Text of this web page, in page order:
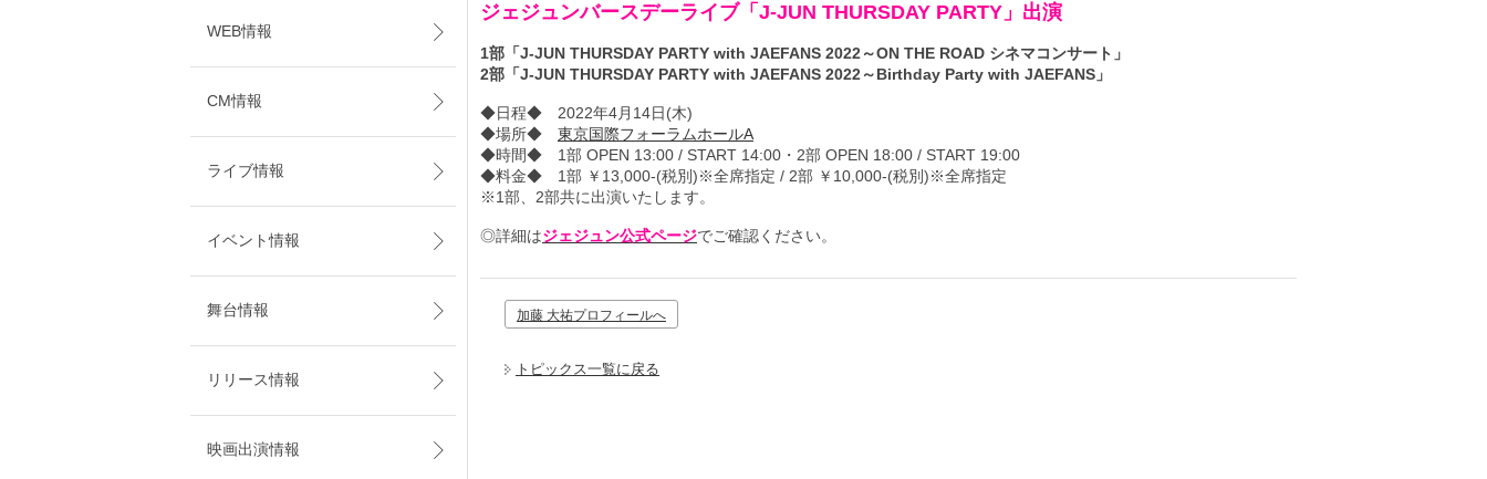
ジェジュンバースデーライブ「J-JUN THURSDAY PARTY」出演
1部「J-JUN THURSDAY PARTY with JAEFANS 2022～ON THE ROAD シネマコンサート」
2部「J-JUN THURSDAY PARTY with JAEFANS 2022～Birthday Party with JAEFANS」
◆日程◆ 2022年4月14日(木)
◆場所◆ 東京国際フォーラムホールA
◆時間◆ 1部 OPEN 13:00 / START 14:00・2部 OPEN 18:00 / START 19:00
◆料金◆ 1部 ￥13,000-(税別)※全席指定 / 2部 ￥10,000-(税別)※全席指定
※1部、2部共に出演いたします。
◎詳細はジェジュン公式ページでご確認ください。
加藤 大祐プロフィールへ
トピックス一覧に戻る
WEB情報
CM情報
ライブ情報
イベント情報
舞台情報
リリース情報
映画出演情報